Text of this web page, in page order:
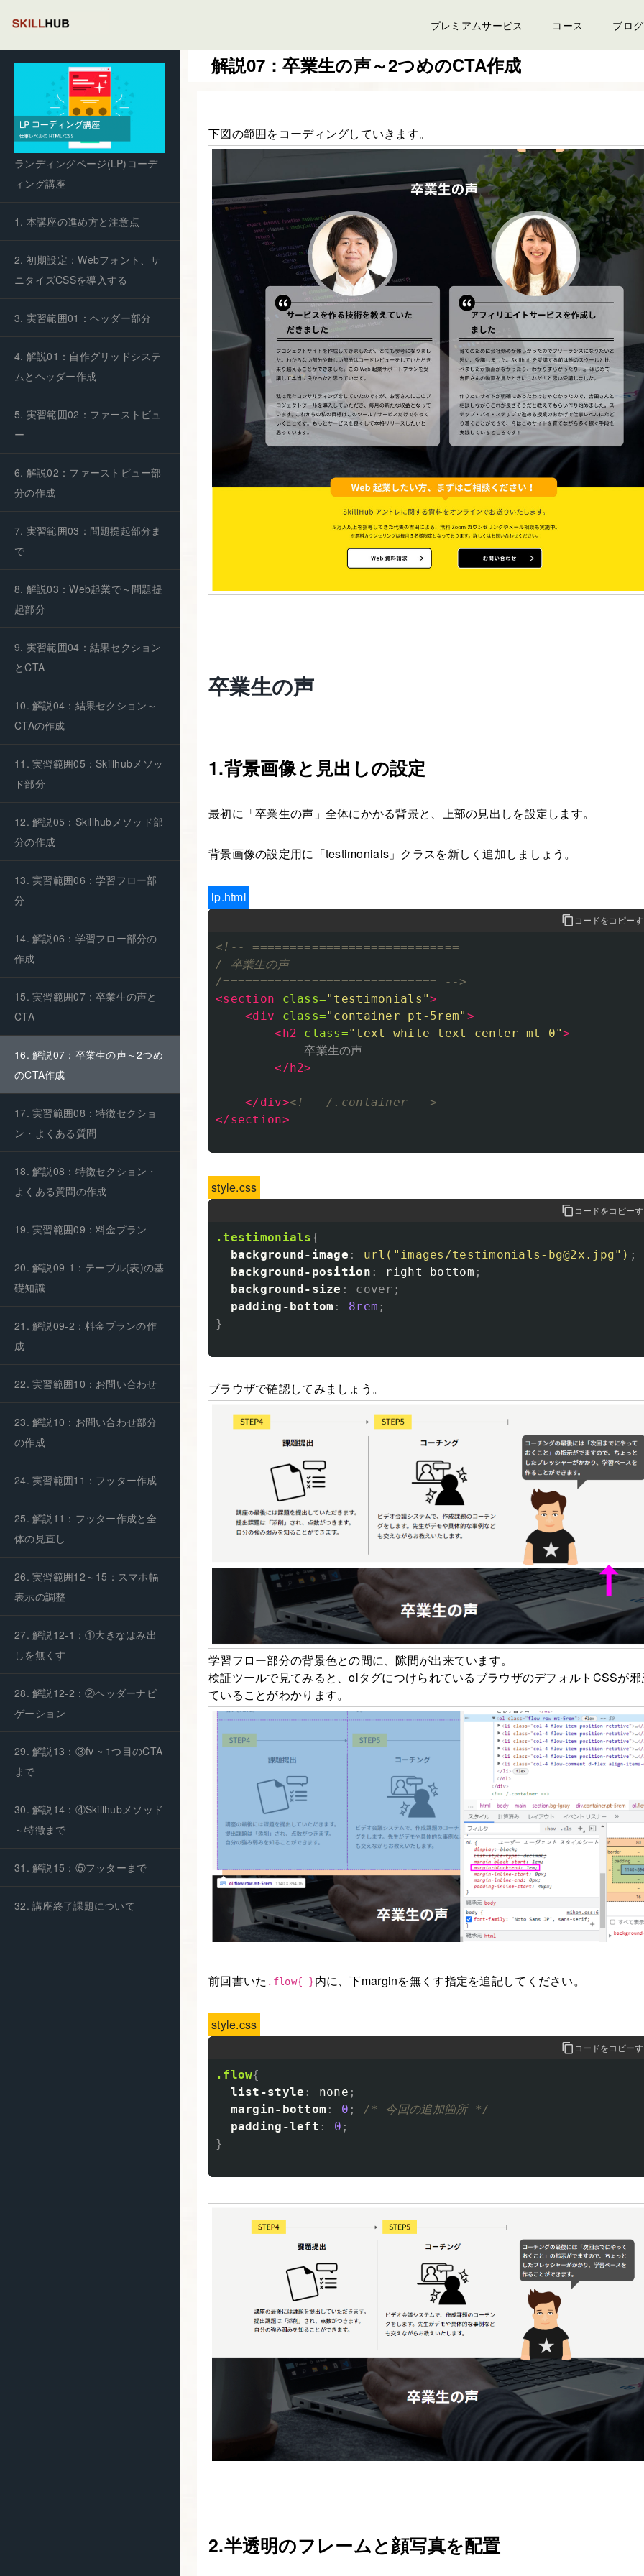
プレミアムサービス コース ブログ
ランディングページ(LP)コーデ
ィング講座
1. 本講座の進め方と注意点
2. 初期設定：Webフォント、サ
ニタイズCSSを導入する
3. 実習範囲01：ヘッダー部分
4. 解説01：自作グリッドシステ
ムとヘッダー作成
5. 実習範囲02：ファーストビュ
ー
6. 解説02：ファーストビュー部
分の作成
7. 実習範囲03：問題提起部分ま
で
8. 解説03：Web起業で～問題提
起部分
9. 実習範囲04：結果セクション
とCTA
10. 解説04：結果セクション～
CTAの作成
11. 実習範囲05：Skillhubメソッ
ド部分
12. 解説05：Skillhubメソッド部
分の作成
13. 実習範囲06：学習フロー部
分
14. 解説06：学習フロー部分の
作成
15. 実習範囲07：卒業生の声と
CTA
16. 解説07：卒業生の声～2つめ
のCTA作成
17. 実習範囲08：特徴セクショ
ン・よくある質問
18. 解説08：特徴セクション・
よくある質問の作成
19. 実習範囲09：料金プラン
20. 解説09-1：テーブル(表)の基
礎知識
21. 解説09-2：料金プランの作
成
22. 実習範囲10：お問い合わせ
23. 解説10：お問い合わせ部分
の作成
24. 実習範囲11：フッター作成
25. 解説11：フッター作成と全
体の見直し
26. 実習範囲12～15：スマホ幅
表示の調整
27. 解説12-1：①大きなはみ出
しを無くす
28. 解説12-2：②ヘッダーナビ
ゲーション
29. 解説13：③fv ~ 1つ目のCTA
まで
30. 解説14：④Skillhubメソッド
～特徴まで
31. 解説15：⑤フッターまで
32. 講座終了課題について
解説07：卒業生の声～2つめのCTA作成
下図の範囲をコーディングしていきます。
卒業生の声
1.背景画像と見出しの設定
最初に「卒業生の声」全体にかかる背景と、上部の見出しを設定します。
背景画像の設定用に「testimonials」クラスを新しく追加しましょう。
lp.html
コードをコピー
<!-- ============================
/ 卒業生の声
/============================= -->
<section
class="testimonials">
<div
class="container pt-5rem" >
<h2
class="text-white text-center mt-0">
            卒業生の声
</h2>
</div><!-- /.container -->
</section>
style.css
コードをコピー
.testimonials{
background-image : url("images/testimonials-bg@2x.jpg") ;
background-position : right bottom ;
background-size : cover ;
padding-bottom : 8rem ;
}
ブラウザで確認してみましょう。
学習フロー部分の背景色との間に、隙間が出来ています。
検証ツールで見てみると、olタグにつけられているブラウザのデフォルトCSSが
ていることがわかります。
前回書いた .flow{ }内に、下marginを無くす指定を追記してください。
style.css
コードをコピー
.flow{
list-style : none ;
margin-bottom : 0 ;
/* 今回の追加箇所 */
padding-left : 0 ;
}
2.半透明のフレームと顔写真を配置